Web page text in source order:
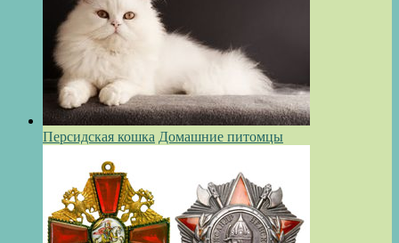
Персидская кошка Домашние питомцы